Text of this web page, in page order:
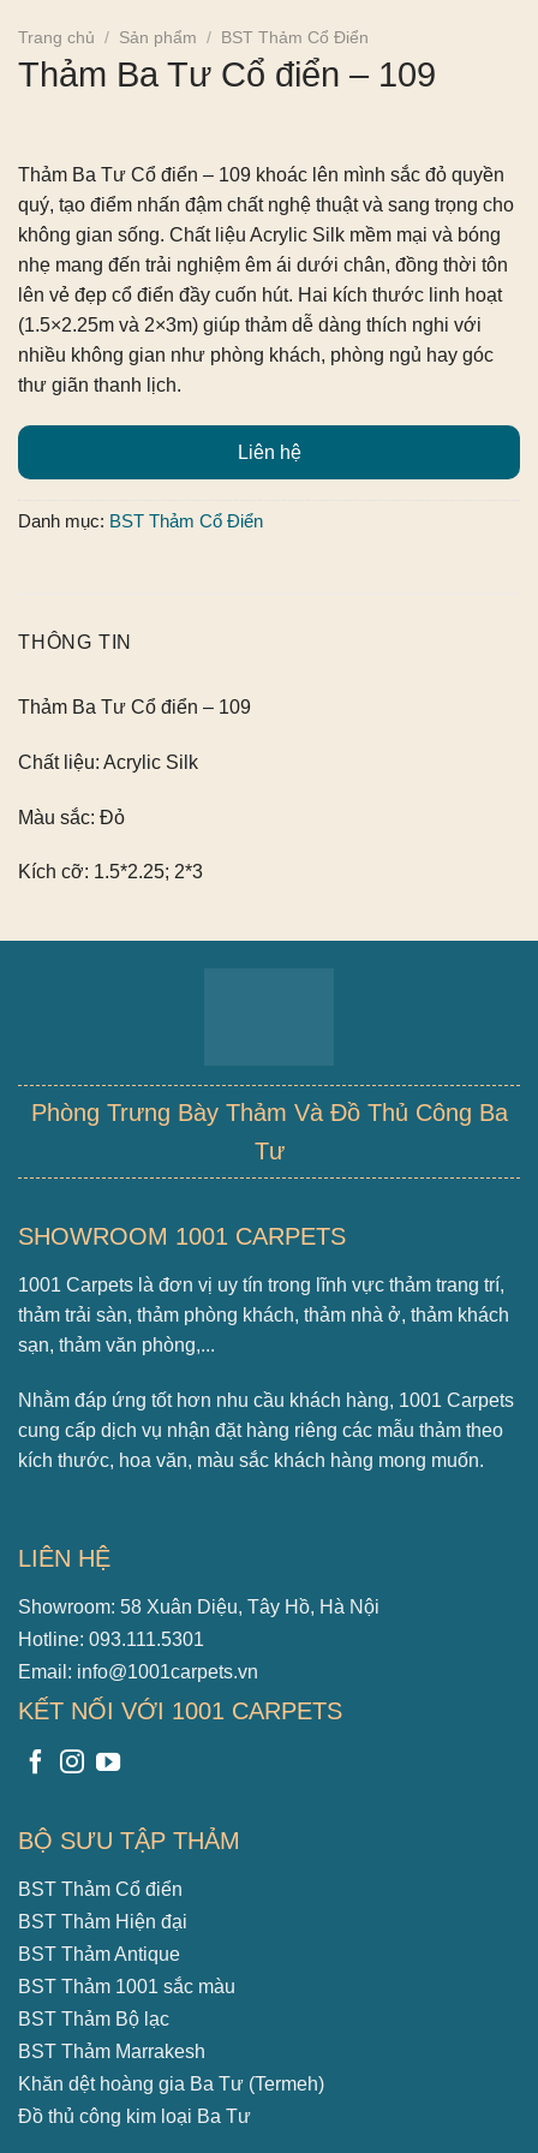
Trang chủ / Sản phẩm / BST Thảm Cổ Điển
Thảm Ba Tư Cổ điển – 109
Thảm Ba Tư Cổ điển – 109 khoác lên mình sắc đỏ quyền
quý, tạo điểm nhấn đậm chất nghệ thuật và sang trọng cho
không gian sống. Chất liệu Acrylic Silk mềm mại và bóng
nhẹ mang đến trải nghiệm êm ái dưới chân, đồng thời tôn
lên vẻ đẹp cổ điển đầy cuốn hút. Hai kích thước linh hoạt
(1.5×2.25m và 2×3m) giúp thảm dễ dàng thích nghi với
nhiều không gian như phòng khách, phòng ngủ hay góc
thư giãn thanh lịch.
Liên hệ
Danh mục: BST Thảm Cổ Điển
THÔNG TIN
Thảm Ba Tư Cổ điển – 109
Chất liệu: Acrylic Silk
Màu sắc: Đỏ
Kích cỡ: 1.5*2.25; 2*3
Phòng Trưng Bày Thảm Và Đồ Thủ Công Ba
Tư
SHOWROOM 1001 CARPETS
1001 Carpets là đơn vị uy tín trong lĩnh vực thảm trang trí,
thảm trải sàn, thảm phòng khách, thảm nhà ở, thảm khách
sạn, thảm văn phòng,...
Nhằm đáp ứng tốt hơn nhu cầu khách hàng, 1001 Carpets
cung cấp dịch vụ nhận đặt hàng riêng các mẫu thảm theo
kích thước, hoa văn, màu sắc khách hàng mong muốn.
LIÊN HỆ
Showroom: 58 Xuân Diệu, Tây Hồ, Hà Nội
Hotline: 093.111.5301
Email: info@1001carpets.vn
KẾT NỐI VỚI 1001 CARPETS
BỘ SƯU TẬP THẢM
BST Thảm Cổ điển
BST Thảm Hiện đại
BST Thảm Antique
BST Thảm 1001 sắc màu
BST Thảm Bộ lạc
BST Thảm Marrakesh
Khăn dệt hoàng gia Ba Tư (Termeh)
Đồ thủ công kim loại Ba Tư